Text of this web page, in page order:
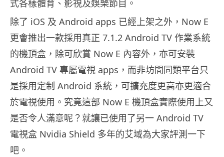
式各樣體育、影視及娛樂節目。
除了 iOS 及 Android apps 已經上架之外，Now E
更會推出一款採用真正 7.1.2 Android TV 作業系統
的機頂盒，除可欣賞 Now E 內容外，亦可安裝
Android TV 專屬電視 apps，而非坊間同類平台只
是採用定制 Android 系統，可擴充度更高亦更適合
於電視使用。究竟這部 Now E 機頂盒實際使用上又
是否令人滿意呢？就讓已使用了另一 Android TV
電視盒 Nvidia Shield 多年的艾域為大家評測一下
吧。